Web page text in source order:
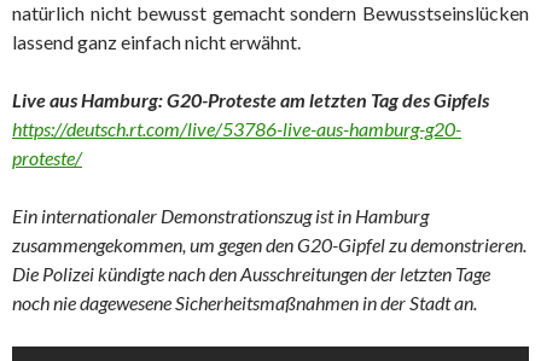
natürlich nicht bewusst gemacht sondern Bewusstseinslücken
lassend ganz einfach nicht erwähnt.
Live aus Hamburg: G20-Proteste am letzten Tag des Gipfels
https://deutsch.rt.com/live/53786-live-aus-hamburg-g20-
proteste/
Ein internationaler Demonstrationszug ist in Hamburg
zusammengekommen, um gegen den G20-Gipfel zu demonstrieren.
Die Polizei kündigte nach den Ausschreitungen der letzten Tage
noch nie dagewesene Sicherheitsmaßnahmen in der Stadt an.